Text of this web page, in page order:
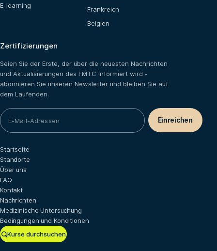
E-learning
Frankreich
Belgien
Zertifizierungen
Seien Sie der Erste, der über die neuesten Nachrichten
und Aktualisierungen des FMTC informiert wird -
abonnieren Sie unseren Newsletter und bleiben Sie auf
dem Laufenden.
Kurse durchsuchen
Startseite
Standorte
Über uns
FAQ
Kontakt
Nachrichten
Medizinische Untersuchung
Bedingungen und Konditionen